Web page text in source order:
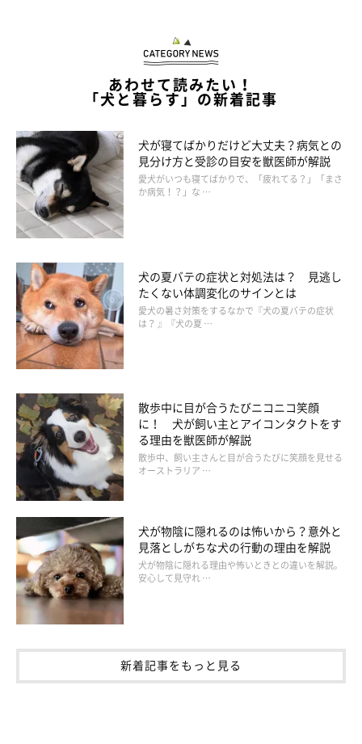
あわせて読みたい！
「犬と暮らす」の新着記事
犬が寝てばかりだけど大丈夫？病気との
見分け方と受診の目安を獣医師が解説
愛犬がいつも寝てばかりで、「疲れてる？」「まさ
か病気！？」な …
犬の夏バテの症状と対処法は？ 見逃し
たくない体調変化のサインとは
愛犬の暑さ対策をするなかで『犬の夏バテの症状
は？ 』『犬の夏 …
散歩中に目が合うたびニコニコ笑顔
に！ 犬が飼い主とアイコンタクトをす
る理由を獣医師が解説
散歩中、飼い主さんと目が合うたびに笑顔を見せる
オーストラリア …
犬が物陰に隠れるのは怖いから？意外と
見落としがちな犬の行動の理由を解説
犬が物陰に隠れる理由や怖いときとの違いを解説。
安心して見守れ …
新着記事をもっと見る